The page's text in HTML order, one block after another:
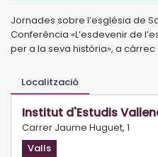
Jornades sobre l’església de
Conferència «L’esdevenir de
per a la seva història», a
Localització
Institut d'Estudis
Carrer Jaume Huguet, 1
Valls